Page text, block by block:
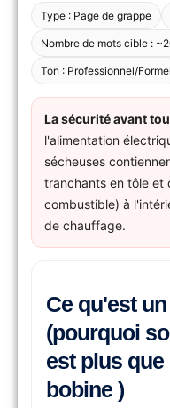
Type : Page de grappe
Nombre de mots cible :
Ton : Professionnel/Formel
La sécurité avant
l'alimentation
sécheuses
tranchants en tôle et
combustible) à
de chauffage.
Ce qu'est
(pourquoi
est plus
bobine )